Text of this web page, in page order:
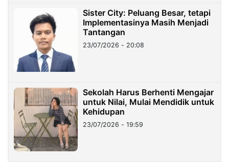
Sister City: Peluang Besar, tetapi
Implementasinya Masih Menjadi
Tantangan
23/07/2026 - 20:08
Sekolah Harus Berhenti Mengajar
untuk Nilai, Mulai Mendidik untuk
Kehidupan
23/07/2026 - 19:59